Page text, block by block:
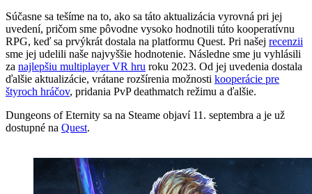
Súčasne sa tešíme na to, ako sa táto aktualizácia vyrovná pri jej
uvedení, pričom sme pôvodne vysoko hodnotili túto kooperatívnu
RPG, keď sa prvýkrát dostala na platformu Quest. Pri našej recenzii
sme jej udelili naše najvyššie hodnotenie. Následne sme ju vyhlásili
za najlepšiu multiplayer VR hru roku 2023. Od jej uvedenia dostala
ďalšie aktualizácie, vrátane rozšírenia možnosti kooperácie pre
štyroch hráčov, pridania PvP deathmatch režimu a ďalšie.
Dungeons of Eternity sa na Steame objaví 11. septembra a je už
dostupné na Quest.